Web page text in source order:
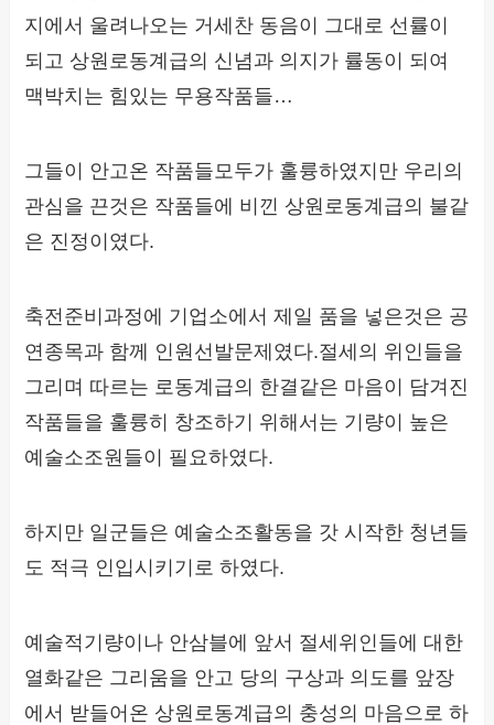
지에서 울려나오는 거세찬 동음이 그대로 선률이
되고 상원로동계급의 신념과 의지가 률동이 되여
맥박치는 힘있는 무용작품들…
그들이 안고온 작품들모두가 훌륭하였지만 우리의
관심을 끈것은 작품들에 비낀 상원로동계급의 불같
은 진정이였다.
축전준비과정에 기업소에서 제일 품을 넣은것은 공
연종목과 함께 인원선발문제였다.절세의 위인들을
그리며 따르는 로동계급의 한결같은 마음이 담겨진
작품들을 훌륭히 창조하기 위해서는 기량이 높은
예술소조원들이 필요하였다.
하지만 일군들은 예술소조활동을 갓 시작한 청년들
도 적극 인입시키기로 하였다.
예술적기량이나 안삼블에 앞서 절세위인들에 대한
열화같은 그리움을 안고 당의 구상과 의도를 앞장
에서 받들어온 상원로동계급의 충성의 마음으로 하